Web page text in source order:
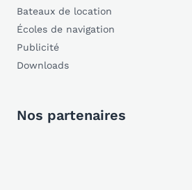
Bateaux de location
Écoles de navigation
Publicité
Downloads
Nos partenaires